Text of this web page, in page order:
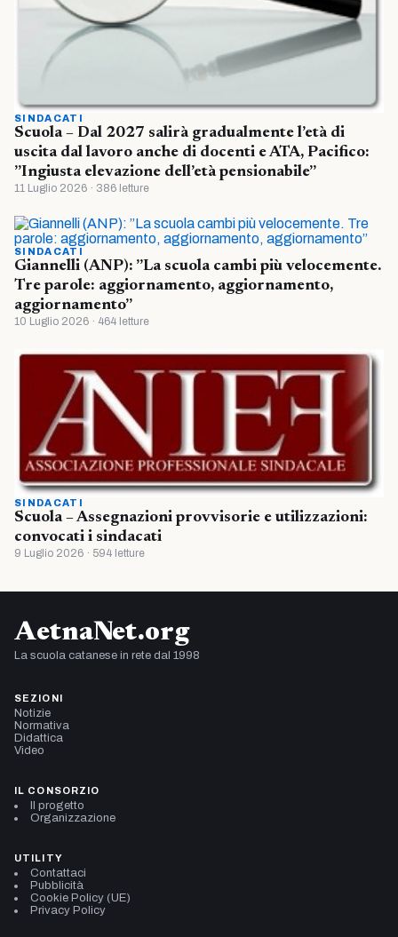
SINDACATI
Scuola – Dal 2027 salirà gradualmente l’età di
uscita dal lavoro anche di docenti e ATA, Pacifico:
”Ingiusta elevazione dell’età pensionabile”
11 Luglio 2026 · 386 letture
SINDACATI
Giannelli (ANP): ”La scuola cambi più velocemente.
Tre parole: aggiornamento, aggiornamento,
aggiornamento”
10 Luglio 2026 · 464 letture
SINDACATI
Scuola – Assegnazioni provvisorie e utilizzazioni:
convocati i sindacati
9 Luglio 2026 · 594 letture
AetnaNet.org
La scuola catanese in rete dal 1998
SEZIONI
Notizie
Normativa
Didattica
Video
IL CONSORZIO
Il progetto
Organizzazione
UTILITY
Contattaci
Pubblicità
Cookie Policy (UE)
Privacy Policy